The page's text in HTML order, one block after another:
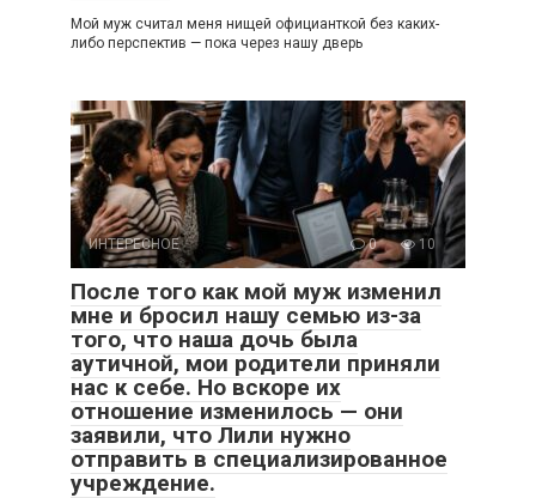
Мой муж считал меня нищей официанткой без каких-
либо перспектив — пока через нашу дверь
ИНТЕРЕСНОЕ 0 10
После того как мой муж изменил
мне и бросил нашу семью из-за
того, что наша дочь была
аутичной, мои родители приняли
нас к себе. Но вскоре их
отношение изменилось — они
заявили, что Лили нужно
отправить в специализированное
учреждение.